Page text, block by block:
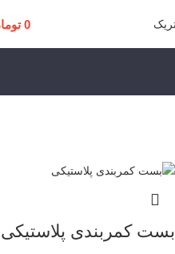
0
بست کمربندی پلاستیکی